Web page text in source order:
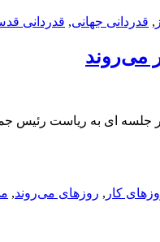
, قدردانی جهانی, قدردانی
وزیران در جلسه
کار , روزهای می‌روند,